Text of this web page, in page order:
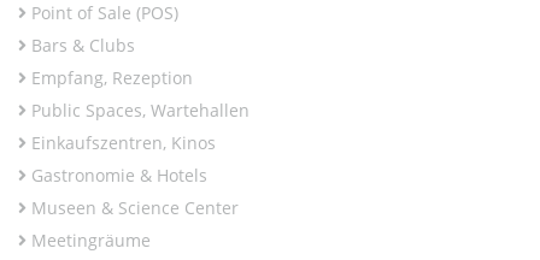
Point of Sale (POS)
Bars & Clubs
Empfang, Rezeption
Public Spaces, Wartehallen
Einkaufszentren, Kinos
Gastronomie & Hotels
Museen & Science Center
Meetingräume